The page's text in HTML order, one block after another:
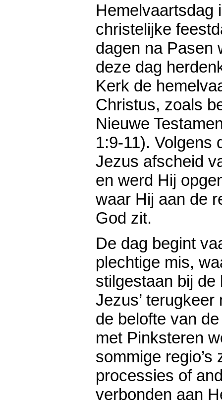
Hemelvaartsdag
christelijke
dagen na Pasen
deze dag
Kerk de
Christus, zoals
Nieuwe
1:9-11). Volgens
Jezus afscheid
en werd Hij
waar Hij aan de
God zit.
De dag begint
plechtige mis,
stilgestaan bij de
Jezus’
de belofte van
met Pinksteren
sommige regio’s
processies of
verbonden aan